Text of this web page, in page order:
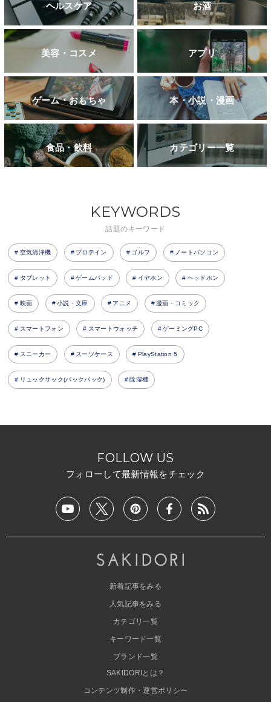
ヘルスケア お酒
美容・コスメ アプリ
ゲーム・おもちゃ 本・小説・漫画
食品・飲料 カテゴリー一覧
KEYWORDS
話題のキーワード
空気清浄機 プロテイン ゴルフ ノートパソコン
タブレット ゲームパッド イヤホン ヘッドホン
映画 小説・文庫 アニメ 漫画・コミック
スマートフォン スマートウォッチ ゲーミングPC
スニーカー スーツケース PlayStation 5
リュックサック(バックパック) 除湿機
FOLLOW US
フォローして最新情報をチェック
新着記事をみる
人気記事をみる
カテゴリ一覧
キーワード一覧
ブランド一覧
SAKIDORIとは？
コンテンツ制作・運営ポリシー